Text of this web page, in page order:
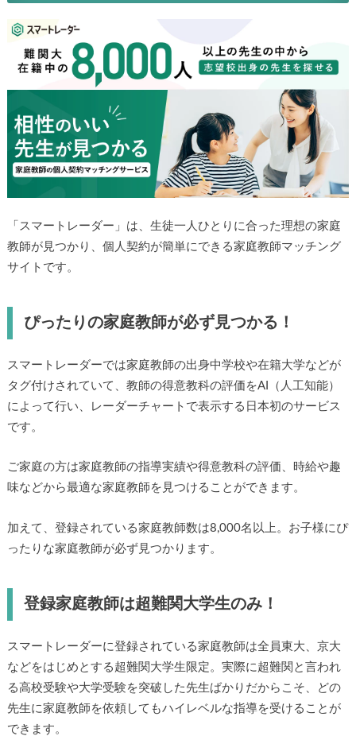
「スマートレーダー」は、生徒一人ひとりに合った理想の家庭
教師が見つかり、個人契約が簡単にできる家庭教師マッチング
サイトです。
ぴったりの家庭教師が必ず見つかる！
スマートレーダーでは家庭教師の出身中学校や在籍大学などが
タグ付けされていて、教師の得意教科の評価をAI（人工知能）
によって行い、レーダーチャートで表示する日本初のサービス
です。
ご家庭の方は家庭教師の指導実績や得意教科の評価、時給や趣
味などから最適な家庭教師を見つけることができます。
加えて、登録されている家庭教師数は8,000名以上。お子様にぴ
ったりな家庭教師が必ず見つかります。
登録家庭教師は超難関大学生のみ！
スマートレーダーに登録されている家庭教師は全員東大、京大
などをはじめとする超難関大学生限定。実際に超難関と言われ
る高校受験や大学受験を突破した先生ばかりだからこそ、どの
先生に家庭教師を依頼してもハイレベルな指導を受けることが
できます。